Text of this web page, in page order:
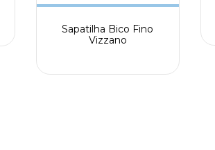
Sapatilha Bico Fino
Vizzano